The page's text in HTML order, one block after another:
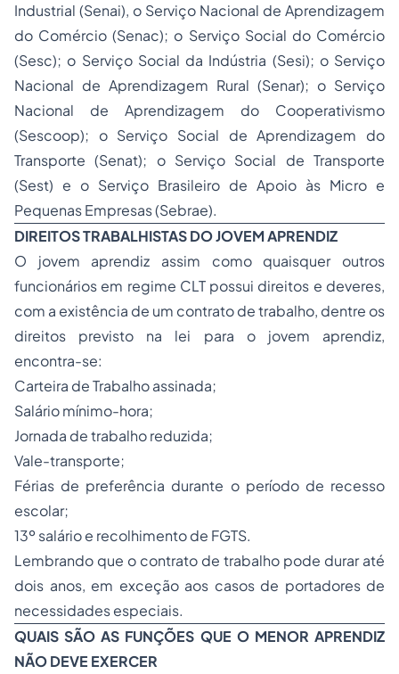
Industrial (Senai), o Serviço Nacional de Aprendizagem
do Comércio (Senac); o Serviço Social do Comércio
(Sesc); o Serviço Social da Indústria (Sesi); o Serviço
Nacional de Aprendizagem Rural (Senar); o Serviço
Nacional de Aprendizagem do Cooperativismo
(Sescoop); o Serviço Social de Aprendizagem do
Transporte (Senat); o Serviço Social de Transporte
(Sest) e o Serviço Brasileiro de Apoio às Micro e
Pequenas Empresas (Sebrae).
DIREITOS TRABALHISTAS DO JOVEM APRENDIZ
O jovem aprendiz assim como quaisquer outros
funcionários em regime CLT possui direitos e deveres,
com a existência de um contrato de trabalho, dentre os
direitos previsto na lei para o jovem aprendiz,
encontra-se:
Carteira de Trabalho assinada;
Salário mínimo-hora;
Jornada de trabalho reduzida;
Vale-transporte;
Férias de preferência durante o período de recesso
escolar;
13º salário e recolhimento de FGTS.
Lembrando que o contrato de trabalho pode durar até
dois anos, em exceção aos casos de portadores de
necessidades especiais.
QUAIS SÃO AS FUNÇÕES QUE O MENOR APRENDIZ
NÃO DEVE EXERCER